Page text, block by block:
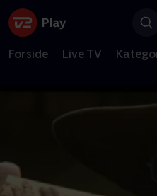
Forside Live TV